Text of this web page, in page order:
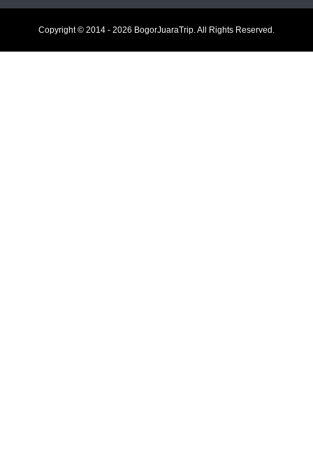
Copyright © 2014 - 2026 BogorJuaraTrip. All Rights Reserved.